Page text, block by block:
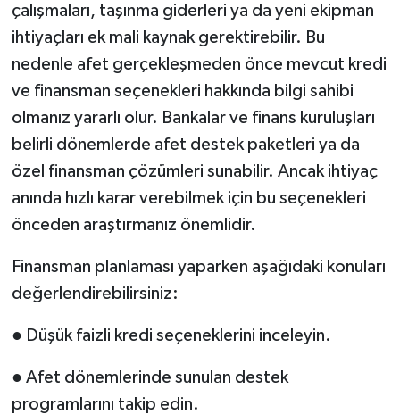
çalışmaları, taşınma giderleri ya da yeni ekipman
ihtiyaçları ek mali kaynak gerektirebilir. Bu
nedenle afet gerçekleşmeden önce mevcut kredi
ve finansman seçenekleri hakkında bilgi sahibi
olmanız yararlı olur. Bankalar ve finans kuruluşları
belirli dönemlerde afet destek paketleri ya da
özel finansman çözümleri sunabilir. Ancak ihtiyaç
anında hızlı karar verebilmek için bu seçenekleri
önceden araştırmanız önemlidir.
Finansman planlaması yaparken aşağıdaki konuları
değerlendirebilirsiniz:
● Düşük faizli kredi seçeneklerini inceleyin.
● Afet dönemlerinde sunulan destek
programlarını takip edin.